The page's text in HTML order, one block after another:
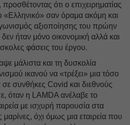
ότι ο επιχειρηματίας
«Ελληνικό» σαν όραμα ακόμη και
αξιοποίησης του πρώην
ήταν μόνο οικονομική αλλά και
φάσεις του έργου.
μάλιστα και τη δυσκολία
ικανού να «τρέξει» μια τόσο
συνθήκες Covid και διεθνούς
όταν η LAMDA ανέλαβε το
με ισχυρή παρουσία στα
μαρίνες, όχι όμως μια εταιρεία που